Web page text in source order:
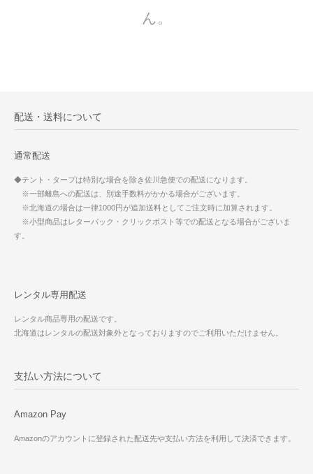
ん。
配送・送料について
通常配送
◆テント・タープは特別な場合を除き佐川急便での配送になります。
※一部離島への配送は、別途手数料がかかる場合がございます。
※北海道の場合は一律1000円が追加送料としてご注文時に加算されます。
※小型商品はレターパック・クリックポスト等での配送となる場合がございま
す。
レンタル専用配送
レンタル商品専用の配送です。
北海道はレンタルの配送対象外となっておりますのでご利用いただけません。
支払い方法について
Amazon Pay
Amazonのアカウントに登録された配送先や支払い方法を利用して決済できます。